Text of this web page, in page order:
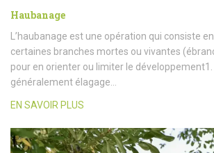
Haubanage
L’haubanage est une opération qui consiste
certaines branches mortes ou vivantes
pour en orienter ou limiter le développement1.
généralement élagage…
EN SAVOIR PLUS